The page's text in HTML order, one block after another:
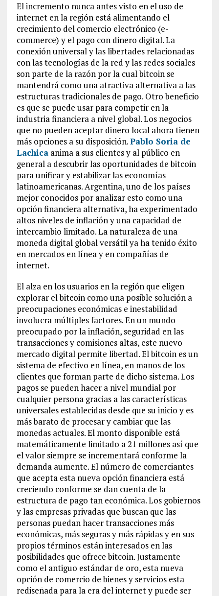
El incremento nunca antes visto en el uso de
internet en la región está alimentando el
crecimiento del comercio electrónico (e-
commerce) y el pago con dinero digital. La
conexión universal y las libertades relacionadas
con las tecnologías de la red y las redes sociales
son parte de la razón por la cual bitcoin se
mantendrá como una atractiva alternativa a las
estructuras tradicionales de pago. Otro beneficio
es que se puede usar para competir en la
industria financiera a nivel global. Los negocios
que no pueden aceptar dinero local ahora tienen
más opciones a su disposición.Pablo Soria de
Lachicaanima a sus clientes y al público en
general a descubrir las oportunidades de bitcoin
para unificar y estabilizar las economías
latinoamericanas. Argentina, uno de los países
mejor conocidos por analizar esto como una
opción financiera alternativa, ha experimentado
altos niveles de inflación y una capacidad de
intercambio limitado. La naturaleza de una
moneda digital global versátil ya ha tenido éxito
en mercados en línea y en compañías de
internet.
El alza en los usuarios en la región que eligen
explorar el bitcoin como una posible solución a
preocupaciones económicas e inestabilidad
involucra múltiples factores. En un mundo
preocupado por la inflación, seguridad en las
transacciones y comisiones altas, este nuevo
mercado digital permite libertad. El bitcoin es un
sistema de efectivo en línea, en manos de los
clientes que forman parte de dicho sistema. Los
pagos se pueden hacer a nivel mundial por
cualquier persona gracias a las características
universales establecidas desde que su inicio y es
más barato de procesar y cambiar que las
monedas actuales. El monto disponible está
matemáticamente limitado a 21 millones así que
el valor siempre se incrementará conforme la
demanda aumente. El número de comerciantes
que acepta esta nueva opción financiera está
creciendo conforme se dan cuenta de la
estructura de pago tan económica. Los gobiernos
y las empresas privadas que buscan que las
personas puedan hacer transacciones más
económicas, más seguras y más rápidas y en sus
propios términos están interesados en las
posibilidades que ofrece bitcoin. Justamente
como el antiguo estándar de oro, esta nueva
opción de comercio de bienes y servicios esta
rediseñada para la era del internet y puede ser